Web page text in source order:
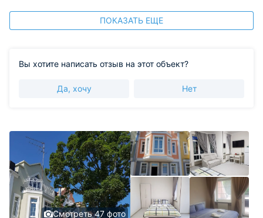
ПОКАЗАТЬ ЕЩЕ
Вы хотите написать отзыв на этот объект?
Да, хочу Нет
Смотреть 47 фото